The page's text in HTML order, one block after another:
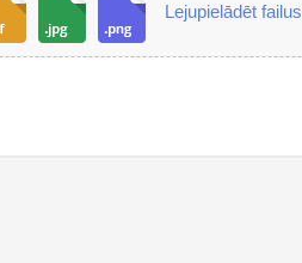
Lejupielādēt failus